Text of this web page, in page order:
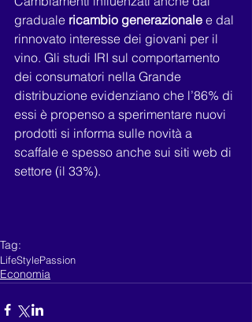
graduale ricambio generazionale e dal
rinnovato interesse dei giovani per il
vino. Gli studi IRI sul comportamento
dei consumatori nella Grande
distribuzione evidenziano che l’86% di
essi è propenso a sperimentare nuovi
prodotti si informa sulle novità a
scaffale e spesso anche sui siti web di
settore (il 33%).
Tag:
LifeStylePassion
Economia